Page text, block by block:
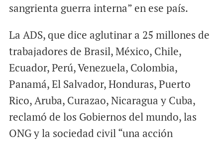
sangrienta guerra interna” en ese país.
La ADS, que dice aglutinar a 25 millones de
trabajadores de Brasil, México, Chile,
Ecuador, Perú, Venezuela, Colombia,
Panamá, El Salvador, Honduras, Puerto
Rico, Aruba, Curazao, Nicaragua y Cuba,
reclamó de los Gobiernos del mundo, las
ONG y la sociedad civil “una acción